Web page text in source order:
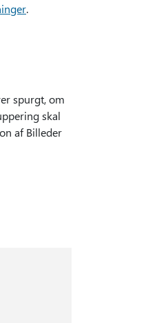
.
spurgt, om
skal
af Billeder